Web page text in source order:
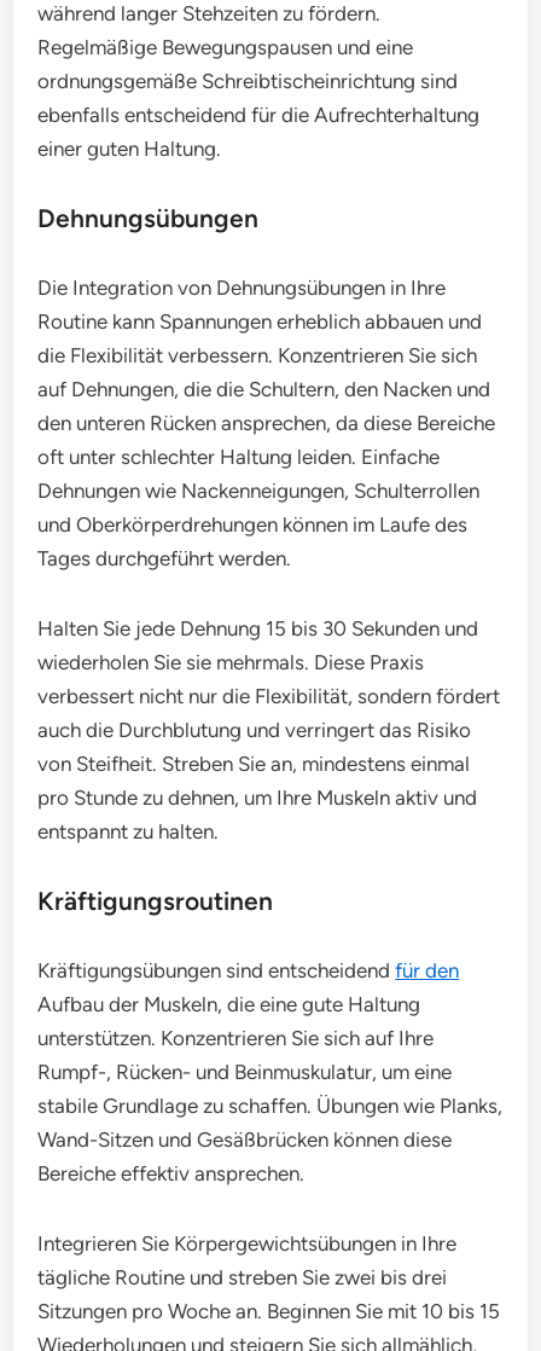
während langer Stehzeiten zu fördern.
Regelmäßige Bewegungspausen und eine
ordnungsgemäße Schreibtischeinrichtung sind
ebenfalls entscheidend für die Aufrechterhaltung
einer guten Haltung.
Dehnungsübungen
Die Integration von Dehnungsübungen in Ihre
Routine kann Spannungen erheblich abbauen und
die Flexibilität verbessern. Konzentrieren Sie sich
auf Dehnungen, die die Schultern, den Nacken und
den unteren Rücken ansprechen, da diese Bereiche
oft unter schlechter Haltung leiden. Einfache
Dehnungen wie Nackenneigungen, Schulterrollen
und Oberkörperdrehungen können im Laufe des
Tages durchgeführt werden.
Halten Sie jede Dehnung 15 bis 30 Sekunden und
wiederholen Sie sie mehrmals. Diese Praxis
verbessert nicht nur die Flexibilität, sondern fördert
auch die Durchblutung und verringert das Risiko
von Steifheit. Streben Sie an, mindestens einmal
pro Stunde zu dehnen, um Ihre Muskeln aktiv und
entspannt zu halten.
Kräftigungsroutinen
Kräftigungsübungen sind entscheidendfür den
Aufbau der Muskeln, die eine gute Haltung
unterstützen. Konzentrieren Sie sich auf Ihre
Rumpf-, Rücken- und Beinmuskulatur, um eine
stabile Grundlage zu schaffen. Übungen wie Planks,
Wand-Sitzen und Gesäßbrücken können diese
Bereiche effektiv ansprechen.
Integrieren Sie Körpergewichtsübungen in Ihre
tägliche Routine und streben Sie zwei bis drei
Sitzungen pro Woche an. Beginnen Sie mit 10 bis 15
Wiederholungen und steigern Sie sich allmählich,